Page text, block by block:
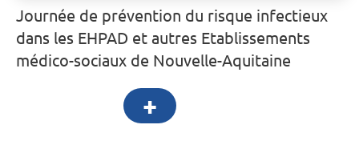
Journée de prévention du risque infectieux
dans les EHPAD et autres Etablissements
médico-sociaux de Nouvelle-Aquitaine
+